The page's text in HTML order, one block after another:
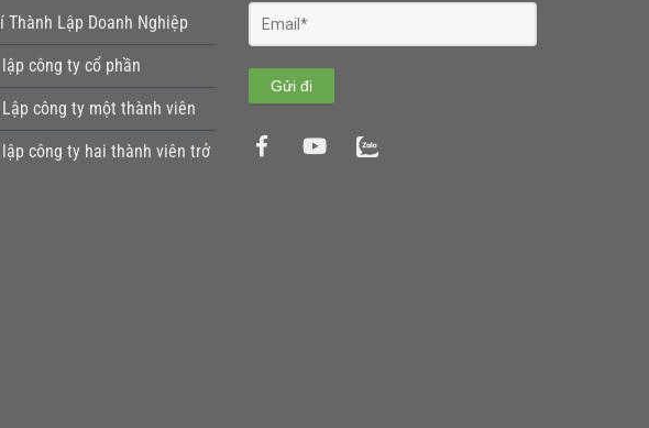
Thành Lập Doanh Nghiệp
công ty cổ phần
công ty một thành viên
công ty hai thành viên trở
Gửi đi